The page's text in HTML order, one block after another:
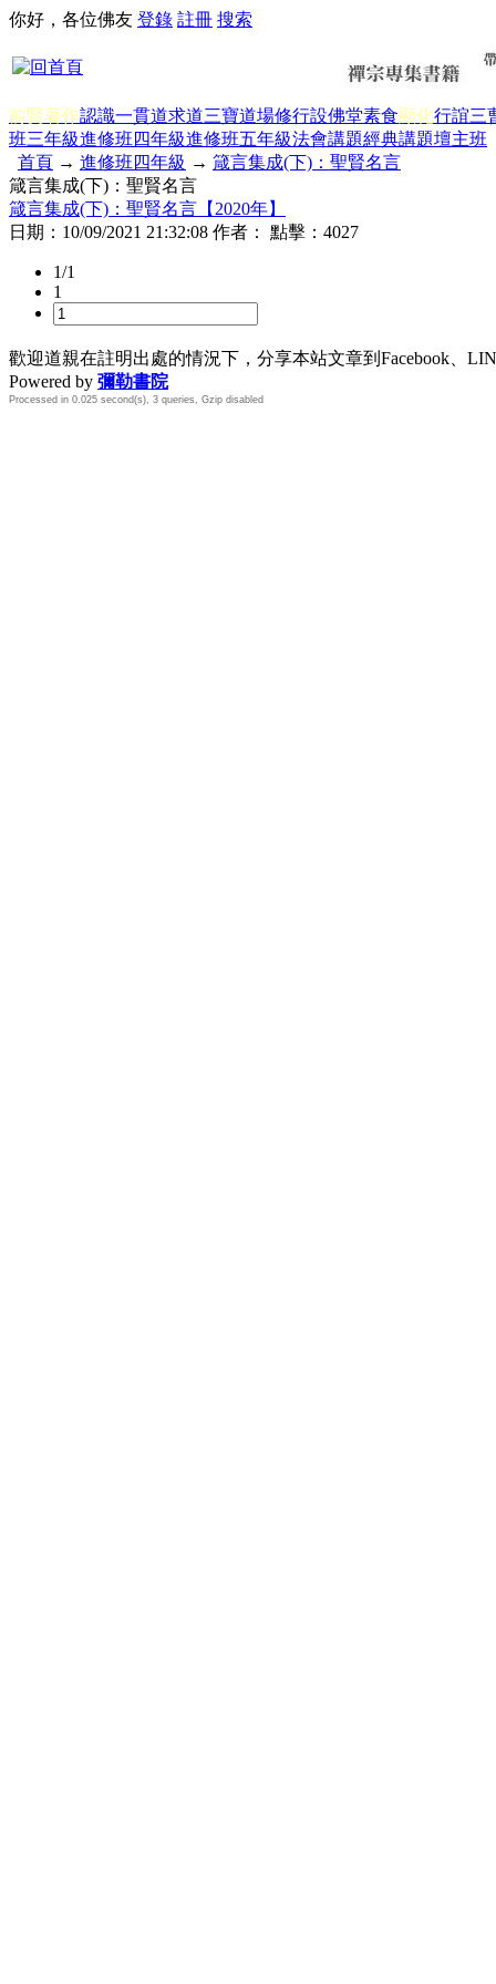
你好，各位佛友 登錄 註冊 搜索
前賢著作認識一貫道求道三寶道場修行設佛堂素食顯化行誼三
班三年級進修班四年級進修班五年級法會講題經典講題壇主班
首頁 → 進修班四年級 → 箴言集成(下)：聖賢名言
箴言集成(下)：聖賢名言
箴言集成(下)：聖賢名言【2020年】
日期： 10/09/2021 21:32:08 作者： 點擊： 4027
1/1
1
歡迎道親在註明出處的情況下，分享本站文章到Facebook、
Powered by 彌勒書院
Processed in 0.025 second(s), 3 queries, Gzip disabled